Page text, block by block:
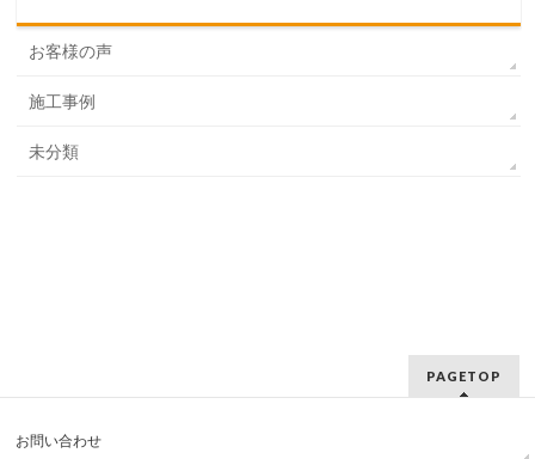
お客様の声
施工事例
未分類
PAGETOP
お問い合わせ